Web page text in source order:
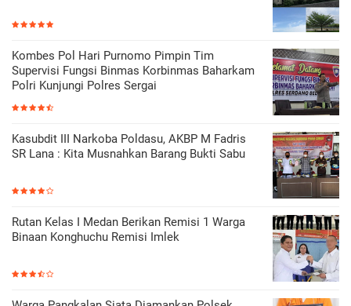
Kombes Pol Hari Purnomo Pimpin Tim
Supervisi Fungsi Binmas Korbinmas Baharkam
Polri Kunjungi Polres Sergai
Kasubdit III Narkoba Poldasu, AKBP M Fadris
SR Lana : Kita Musnahkan Barang Bukti Sabu
Rutan Kelas I Medan Berikan Remisi 1 Warga
Binaan Konghuchu Remisi Imlek